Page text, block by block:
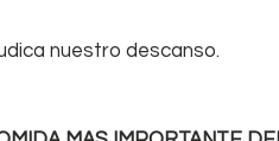
nuestro descanso.